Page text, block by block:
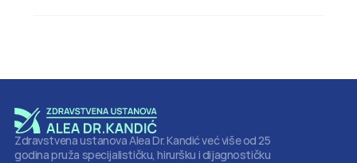
Zdravstvena ustanova Alea Dr. Kandić već više od 25
godina pruža specijalističku, hiruršku i dijagnostičku